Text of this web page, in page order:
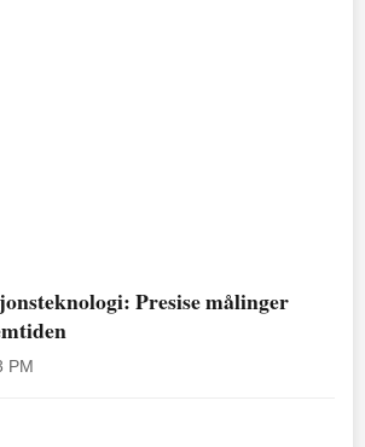
Presise målinger
PM